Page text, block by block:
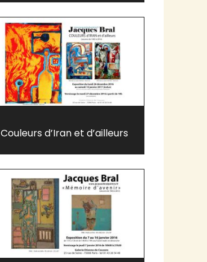
Couleurs d’Iran et d’ailleurs